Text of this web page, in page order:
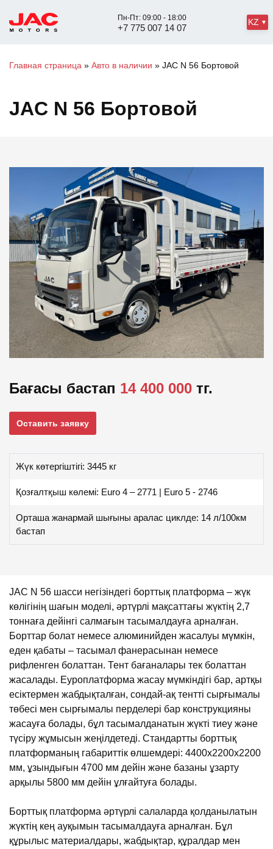
Пн-Пт: 09:00 - 18:00
+7 775 007 14 07
KZ
Главная страница » Авто в наличии » JAC N 56 Бортовой
JAC N 56 Бортовой
Бағасы бастап 14 400 000 тг.
Оставить заявку
Жүк көтергіштігі: 3445 кг
Қозғалтқыш көлемі: Euro 4 – 2771 | Euro 5 - 2746
Орташа жанармай шығыны аралас циклде: 14 л/100км
бастап
JAC N 56 шасси негізіндегі борттық платформа – жүк
көлігінің шағын моделі, әртүрлі мақсаттағы жүктің 2,7
тоннаға дейінгі салмағын тасымалдауға арналған.
Борттар болат немесе алюминийден жасалуы мүмкін,
еден қабаты – тасымал фанерасынан немесе
рифленген болаттан. Тент бағаналары тек болаттан
жасалады. Еуроплатформа жасау мүмкіндігі бар, артқы
есіктермен жабдықталған, сондай-ақ тентті сырғымалы
төбесі мен сырғымалы перделері бар конструкцияны
жасауға болады, бұл тасымалданатын жүкті тиеу және
түсіру жұмысын жеңілдетеді. Стандартты борттық
платформаның габариттік өлшемдері: 4400х2200х2200
мм, ұзындығын 4700 мм дейін және базаны ұзарту
арқылы 5800 мм дейін ұлғайтуға болады.
Борттық платформа әртүрлі салаларда қолданылатын
жүктің кең ауқымын тасымалдауға арналған. Бұл
құрылыс материалдары, жабдықтар, құралдар мен